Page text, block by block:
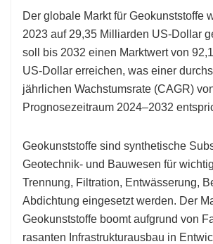
Der globale Markt für Geokunststoffe
2023 auf 29,35 Milliarden US-Dollar
soll bis 2032 einen Marktwert von
US-Dollar erreichen, was einer
jährlichen Wachstumsrate (CAGR)
Prognosezeitraum 2024–2032
Geokunststoffe sind synthetische
Geotechnik- und Bauwesen für
Trennung, Filtration, Entwässerung,
Abdichtung eingesetzt werden. Der
Geokunststoffe boomt aufgrund von
rasanten Infrastrukturausbau in